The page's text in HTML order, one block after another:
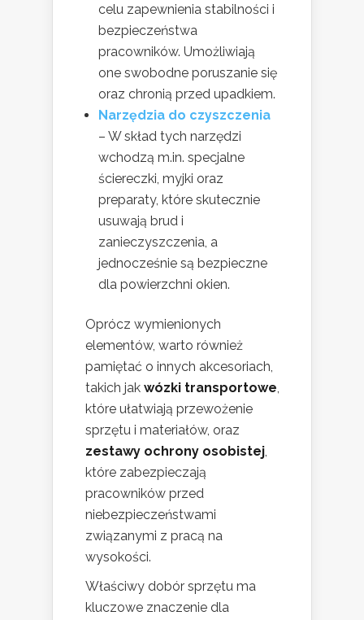
celu zapewnienia stabilności i
bezpieczeństwa
pracowników. Umożliwiają
one swobodne poruszanie się
oraz chronią przed upadkiem.
Narzędzia do czyszczenia
– W skład tych narzędzi
wchodzą m.in. specjalne
ściereczki, myjki oraz
preparaty, które skutecznie
usuwają brud i
zanieczyszczenia, a
jednocześnie są bezpieczne
dla powierzchni okien.
Oprócz wymienionych
elementów, warto również
pamiętać o innych akcesoriach,
takich jak wózki transportowe
które ułatwiają przewożenie
sprzętu i materiałów, oraz
zestawy ochrony osobistej
które zabezpieczają
pracowników przed
niebezpieczeństwami
związanymi z pracą na
wysokości.
Właściwy dobór sprzętu ma
kluczowe znaczenie dla